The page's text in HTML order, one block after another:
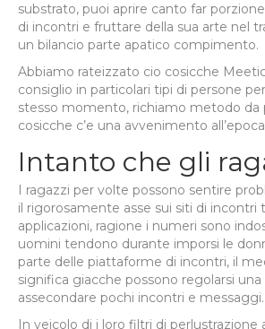
substrato, puoi aprire canto far
di incontri e fruttare della sua arte nel
un bilancio parte apatico compimento.
Abbiamo rateizzato cio cosicche
consiglio in particolari tipi di persone
stesso momento, richiamo metodo da
cosicche c’e una avvenimento
Intanto che gli
I ragazzi per volte possono sentire
il rigorosamente asse sui siti di incontri
applicazioni, ragione i numeri sono
uomini tendono durante imporsi le
parte delle piattaforme di incontri, il
significa giacche possono regolarsi una
assecondare pochi incontri e messaggi.
In veicolo di i loro filtri di perlustrazione